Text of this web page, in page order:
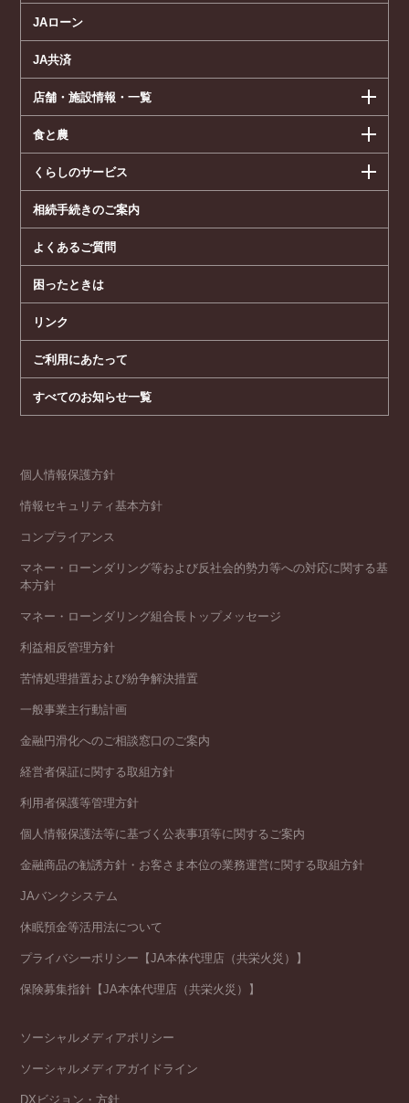
JAローン
JA共済
店舗・施設情報・一覧
食と農
くらしのサービス
相続手続きのご案内
よくあるご質問
困ったときは
リンク
ご利用にあたって
すべてのお知らせ一覧
個人情報保護方針
情報セキュリティ基本方針
コンプライアンス
マネー・ローンダリング等および反社会的勢力等への対応に関する基
本方針
マネー・ローンダリング組合長トップメッセージ
利益相反管理方針
苦情処理措置および紛争解決措置
一般事業主行動計画
金融円滑化へのご相談窓口のご案内
経営者保証に関する取組方針
利用者保護等管理方針
個人情報保護法等に基づく公表事項等に関するご案内
金融商品の勧誘方針・お客さま本位の業務運営に関する取組方針
JAバンクシステム
休眠預金等活用法について
プライバシーポリシー【JA本体代理店（共栄火災）】
保険募集指針【JA本体代理店（共栄火災）】
ソーシャルメディアポリシー
ソーシャルメディアガイドライン
DXビジョン・方針